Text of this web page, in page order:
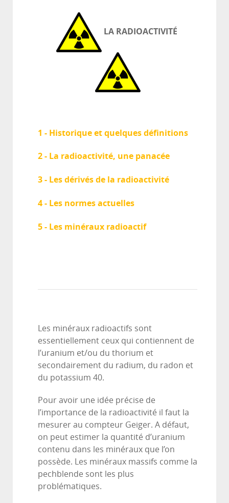
LA RADIOACTIVITÉ
1 - Historique et quelques définitions
2 - La radioactivité, une panacée
3 - Les dérivés de la radioactivité
4 - Les normes actuelles
5 - Les minéraux radioactif
Les minéraux radioactifs sont
essentiellement ceux qui contiennent de
l’uranium et/ou du thorium et
secondairement du radium, du radon et
du potassium 40.
Pour avoir une idée précise de
l’importance de la radioactivité il faut la
mesurer au compteur Geiger. A défaut,
on peut estimer la quantité d’uranium
contenu dans les minéraux que l’on
possède. Les minéraux massifs comme la
pechblende sont les plus
problématiques.